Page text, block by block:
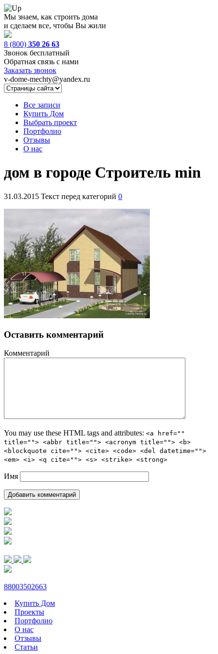
Мы знаем, как строить дома
и сделаем все, чтобы Вы жили
8 (800) 350 26 63
Звонок бесплатный
Обратная связь с нами
Заказать звонок
v-dome-mechty@yandex.ru
Все записи
Купить Дом
Выбрать проект
Портфолио
Отзывы
О нас
дом в городе Строитель min
31.03.2015 Текст перед категорий 0
Оставить комментарий
Комментарий
You may use these HTML tags and attributes: <a href=""
title=""> <abbr title=""> <acronym title=""> <b>
<blockquote cite=""> <cite> <code> <del datetime="">
<em> <i> <q cite=""> <s> <strike> <strong>
Имя
88003502663
Купить Дом
Проекты
Портфолио
О нас
Отзывы
Статьи